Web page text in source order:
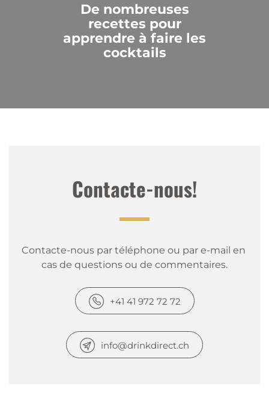
De nombreuses
recettes pour
apprendre à faire les
cocktails
Contacte-nous!
Contacte-nous par téléphone ou par e-mail en
cas de questions ou de commentaires.
+41 41 972 72 72
info@drinkdirect.ch